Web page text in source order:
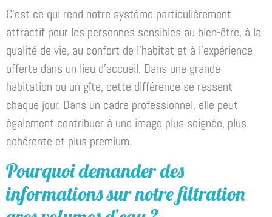
C’est ce qui rend notre système particulièrement
attractif pour les personnes sensibles au bien-être, à la
qualité de vie, au confort de l’habitat et à l’expérience
offerte dans un lieu d’accueil. Dans une grande
habitation ou un gîte, cette différence se ressent
chaque jour. Dans un cadre professionnel, elle peut
également contribuer à une image plus soignée, plus
cohérente et plus premium.
Pourquoi demander des
informations sur notre filtration